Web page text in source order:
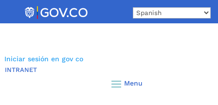
Iniciar sesión en gov co
INTRANET